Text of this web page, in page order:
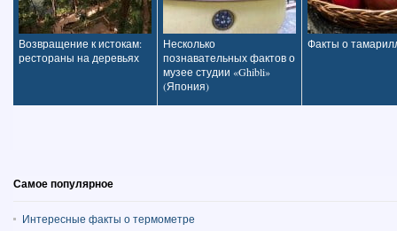
Возвращение к истокам:
рестораны на деревьях
Несколько
познавательных фактов о
музее студии «Ghibli»
(Япония)
Факты о
Самое популярное
Интересные факты о термометре